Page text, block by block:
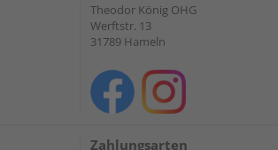
Theodor König OHG
Werftstr. 13
31789 Hameln
Zahlungsarten